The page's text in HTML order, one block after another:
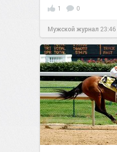
1 0
Мужской журнал 23:46